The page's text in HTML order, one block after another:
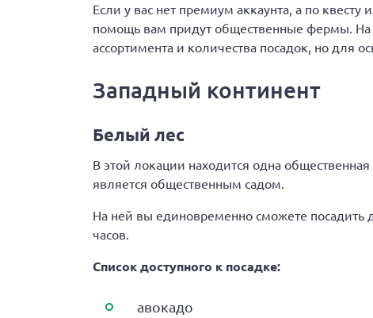
Если у вас нет премиум аккаунта, а по квесту
помощь вам придут общественные фермы. На
ассортимента и количества посадок, но для
Западный континент
Белый лес
В этой локации находится одна
является общественным садом.
На ней вы единовременно сможете посадить
часов.
Список доступного к посадке:
авокадо